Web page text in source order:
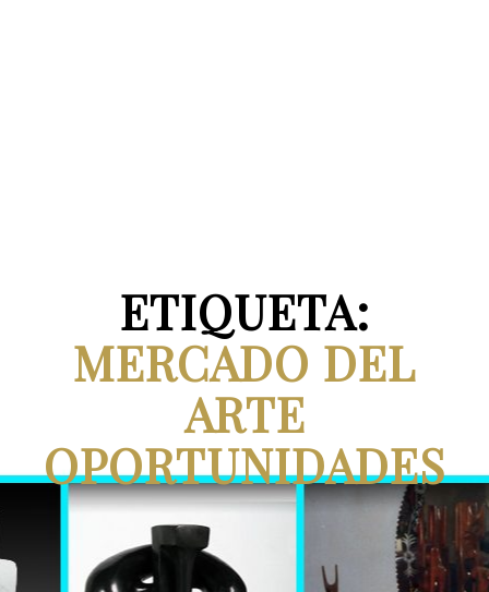
ETIQUETA:
MERCADO DEL
ARTE
OPORTUNIDADES